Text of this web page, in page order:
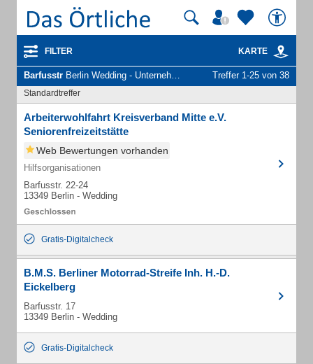
FILTER KARTE
Barfusstr Berlin Wedding - Unternehmen und Personen Treffer 1-25 von 38
Standardtreffer
Arbeiterwohlfahrt Kreisverband Mitte e.V.
Seniorenfreizeitstätte
Web Bewertungen vorhanden
Hilfsorganisationen
Barfusstr. 22-24
13349 Berlin - Wedding
Gratis-Digitalcheck
B.M.S. Berliner Motorrad-Streife Inh. H.-D.
Eickelberg
Barfusstr. 17
13349 Berlin - Wedding
Gratis-Digitalcheck